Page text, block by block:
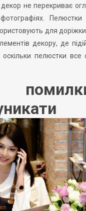
не перекриває
для
декору, де
оскільки пелюстки